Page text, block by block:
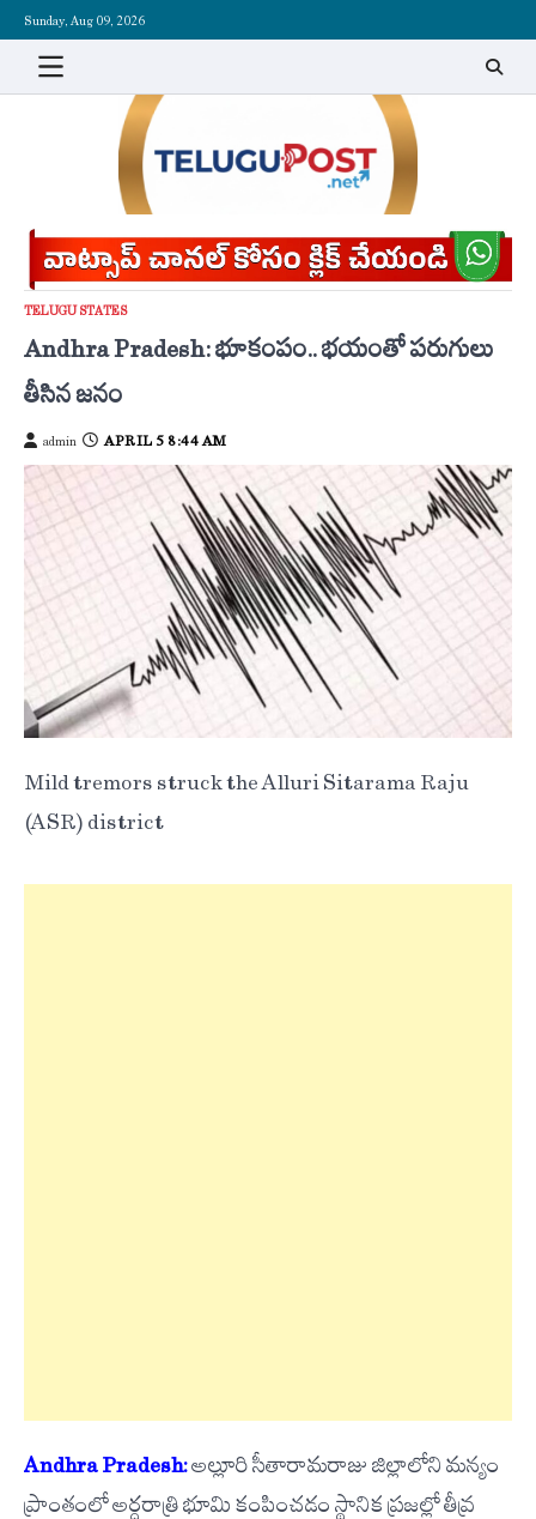
Skip
content
Sunday, Aug 09, 2026
TELUGU STATES
Andhra Pradesh: భూకంపం.. భయంతో పరుగులు
తీసిన జనం
admin APRIL 5 8:44 AM
Mild tremors struck the Alluri Sitarama Raju
(ASR) district
Andhra Pradesh:అల్లూరి సీతారామరాజు జిల్లాలోని మన్యం
ప్రాంతంలో అర్ధరాత్రి భూమి కంపించడం స్థానిక ప్రజల్లో తీవ్ర